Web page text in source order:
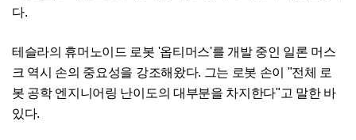
다.
테슬라의 휴머노이드 로봇 '옵티머스'를 개발 중인 일론 머스
크 역시 손의 중요성을 강조해왔다. 그는 로봇 손이 "전체 로
봇 공학 엔지니어링 난이도의 대부분을 차지한다"고 말한 바
있다.